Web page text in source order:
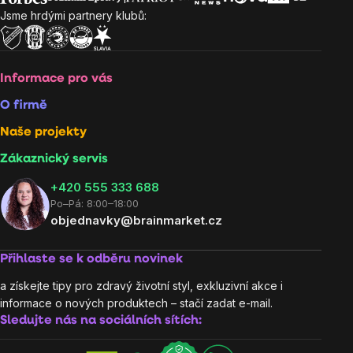
Jsme hrdými partnery klubů:
Informace pro vás
O firmě
Naše projekty
Zákaznický servis
‭+420 555 333 688
Po–Pá: 8:00–18:00
objednavky@brainmarket.cz
Přihlaste se k odběru novinek
a získejte tipy pro zdravý životní styl, exkluzivní akce i
informace o nových produktech – stačí zadat e-mail.
Sledujte nás na sociálních sítích: